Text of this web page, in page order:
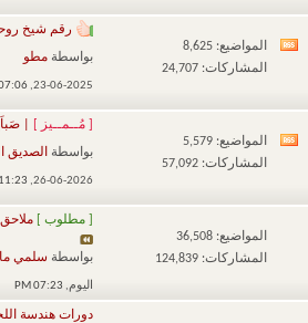
هذا
المنتدى
مشاهدة
هذا
المنتدى
المواضيع: 8,625
المشاركات: 24,707
رقم شيخ
بواسطة مطو
23-06-2025,
AM
مشاهدة
هذا
المنتدى
المواضيع: 5,579
المشاركات: 57,092
[ مُــمــيز ] |
بواسطة الصديق
26-06-2026,
11:23 AM
المواضيع: 36,508
المشاركات: 124,839
[ مطلوب ]
بواسطة سلمي
اليوم, 07:23 PM
دورات هندسة